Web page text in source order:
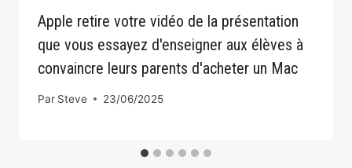
Apple retire votre vidéo de la présentation
que vous essayez d'enseigner aux élèves à
convaincre leurs parents d'acheter un Mac
Par Steve 23/06/2025